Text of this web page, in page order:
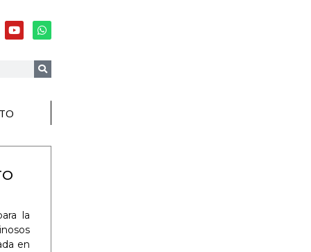
la
en